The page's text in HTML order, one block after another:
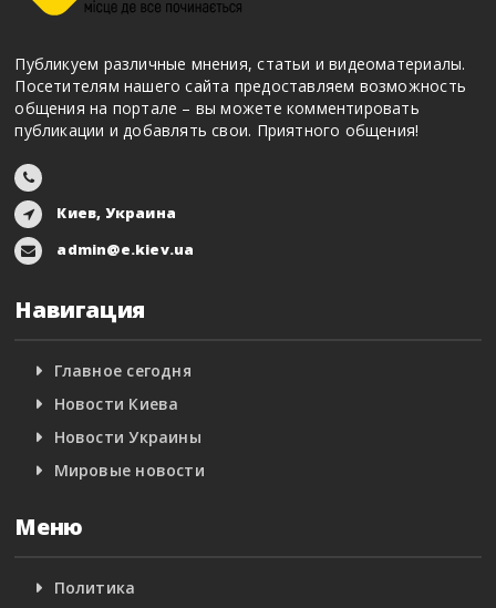
Публикуем различные мнения, статьи и видеоматериалы.
Посетителям нашего сайта предоставляем возможность
общения на портале – вы можете комментировать
публикации и добавлять свои. Приятного общения!
Киев, Украина
admin@e.kiev.ua
Навигация
Главное сегодня
Новости Киева
Новости Украины
Мировые новости
Меню
Политика